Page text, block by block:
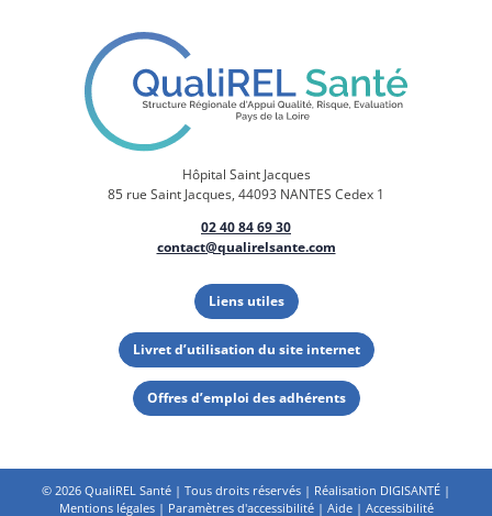
Hôpital Saint Jacques
85 rue Saint Jacques, 44093 NANTES Cedex 1
02 40 84 69 30
contact@qualirelsante.com
Liens utiles
Livret d’utilisation du site internet
Offres d’emploi des adhérents
© 2026 QualiREL Santé | Tous droits réservés | Réalisation DIGISANTÉ |
Mentions légales| Paramètres d'accessibilité| Aide| Accessibilité